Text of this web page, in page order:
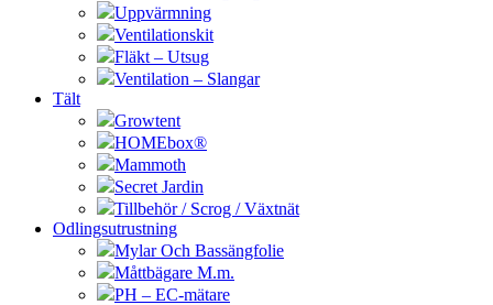
Uppvärmning
Ventilationskit
Fläkt – Utsug
Ventilation – Slangar
Tält
Growtent
HOMEbox®
Mammoth
Secret Jardin
Tillbehör / Scrog / Växtnät
Odlingsutrustning
Mylar Och Bassängfolie
Måttbägare M.m.
PH – EC-mätare